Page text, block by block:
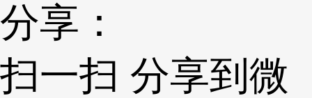
分享：
扫一扫 分享到微